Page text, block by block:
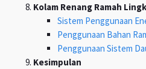
Kolam Renang Ramah
Sistem Penggunaan
Penggunaan Bahan
Penggunaan Sistem
Kesimpulan